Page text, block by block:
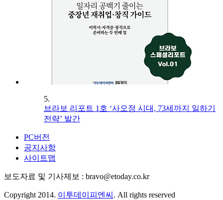
5.
브라보 리포트 1호 ‘사오정 시대, 73세까지 일하기
전략’ 발간
PC버전
공지사항
사이트맵
보도자료 및 기사제보 : bravo@etoday.co.kr
Copyright 2014. 이투데이피엔씨 . All rights reserved